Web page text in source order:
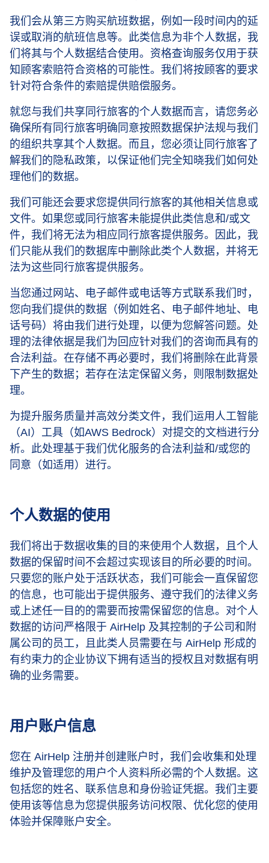
我们会从第三方购买航班数据，例如一段时间内的延
误或取消的航班信息等。此类信息为非个人数据，我
们将其与个人数据结合使用。资格查询服务仅用于获
知顾客索赔符合资格的可能性。我们将按顾客的要求
针对符合条件的索赔提供赔偿服务。
就您与我们共享同行旅客的个人数据而言，请您务必
确保所有同行旅客明确同意按照数据保护法规与我们
的组织共享其个人数据。而且，您必须让同行旅客了
解我们的隐私政策，以保证他们完全知晓我们如何处
理他们的数据。
我们可能还会要求您提供同行旅客的其他相关信息或
文件。如果您或同行旅客未能提供此类信息和/或文
件，我们将无法为相应同行旅客提供服务。因此，我
们只能从我们的数据库中删除此类个人数据，并将无
法为这些同行旅客提供服务。
当您通过网站、电子邮件或电话等方式联系我们时，
您向我们提供的数据（例如姓名、电子邮件地址、电
话号码）将由我们进行处理，以便为您解答问题。处
理的法律依据是我们为回应针对我们的咨询而具有的
合法利益。在存储不再必要时，我们将删除在此背景
下产生的数据；若存在法定保留义务，则限制数据处
理。
为提升服务质量并高效分类文件，我们运用人工智能
（AI）工具（如AWS Bedrock）对提交的文档进行分
析。此处理基于我们优化服务的合法利益和/或您的
同意（如适用）进行。
个人数据的使用
我们将出于数据收集的目的来使用个人数据，且个人
数据的保留时间不会超过实现该目的所必要的时间。
只要您的账户处于活跃状态，我们可能会一直保留您
的信息，也可能出于提供服务、遵守我们的法律义务
或上述任一目的的需要而按需保留您的信息。对个人
数据的访问严格限于 AirHelp 及其控制的子公司和附
属公司的员工，且此类人员需要在与 AirHelp 形成的
有约束力的企业协议下拥有适当的授权且对数据有明
确的业务需要。
用户账户信息
您在 AirHelp 注册并创建账户时，我们会收集和处理
维护及管理您的用户个人资料所必需的个人数据。这
包括您的姓名、联系信息和身份验证凭据。我们主要
使用该等信息为您提供服务访问权限、优化您的使用
体验并保障账户安全。